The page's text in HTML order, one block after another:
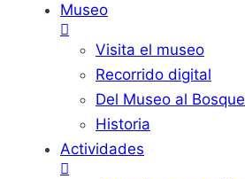
Museo
Visita el museo
Recorrido digital
Del Museo al Bosque
Historia
Actividades